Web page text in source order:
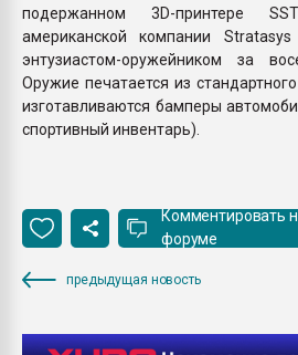
подержанном 3D-принтере
американской компании
энтузиастом-оружейником за
Оружие печатается из
изготавливаются бамперы
спортивный инвентарь).
Комментировать
форуме
предыдущая новость